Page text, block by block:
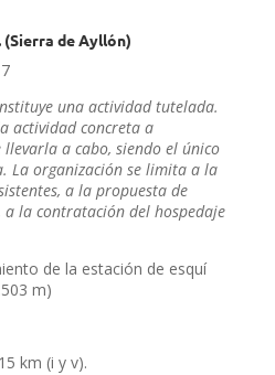
(Sierra de Ayllón)
una actividad tutelada.
actividad concreta a
a cabo, siendo el único
La organización se limita a la
a la propuesta de
a la contratación del hospedaje
de la estación de esquí
m)
15 km (i y v).